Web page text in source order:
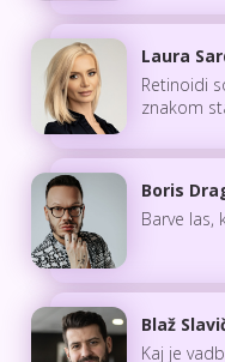
Laura
Retinoidi
znakom
Boris
Barve las,
Blaž
Kaj je